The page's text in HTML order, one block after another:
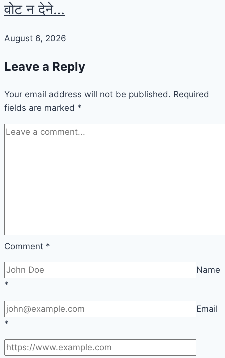
वोट न देने…
August 6, 2026
Leave a Reply
Your email address will not be published. Required
fields are marked *
Comment *
Name
*
Email
*